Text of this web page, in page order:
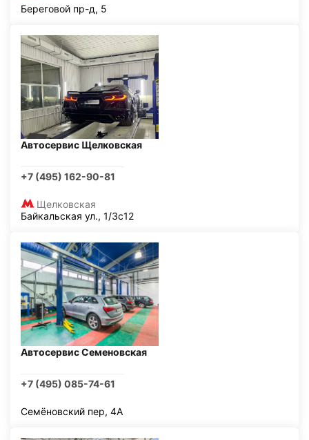
Береговой пр-д, 5
Автосервис Щелковская
+7 (495) 162-90-81
Щелковская
Байкальская ул., 1/3с12
Автосервис Семеновская
+7 (495) 085-74-61
Семёновский пер, 4А